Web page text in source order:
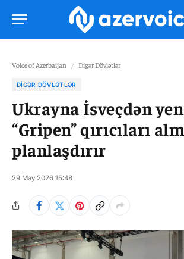
Voice of Azerbaijan / Digər Dövlətlər
DIGƏR DÖVLƏTLƏR
Ukrayna İsveçdən
“Gripen” qırıcıları
planlaşdırır
29 May 2026 15:48